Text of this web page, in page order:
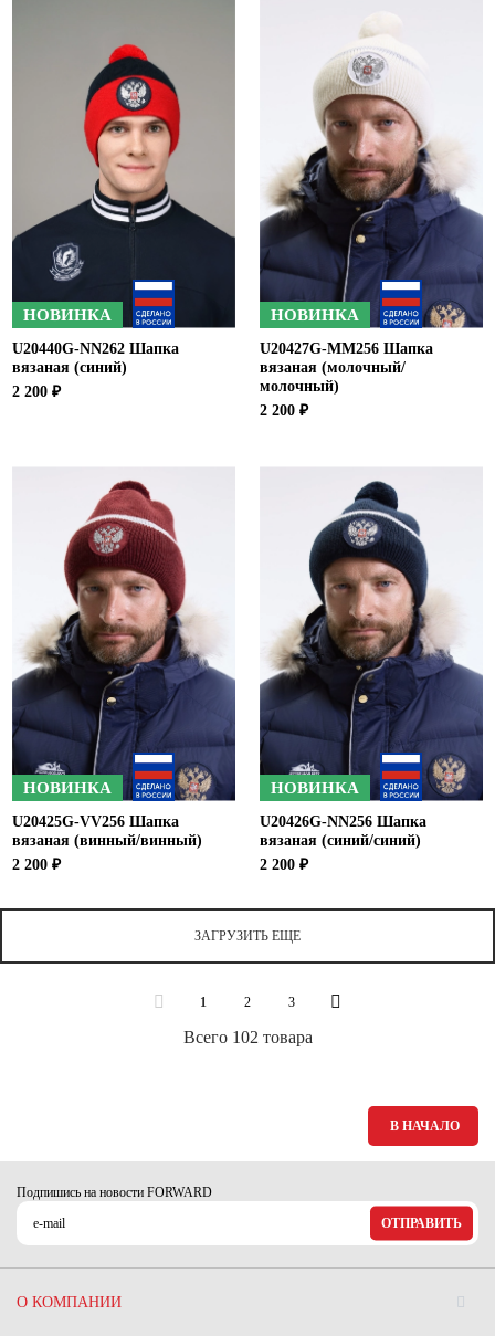
НОВИНКА
U20440G-NN262 Шапка
вязаная (синий)
2 200 ₽
НОВИНКА
U20427G-MM256 Шапка
вязаная (молочный/
молочный)
2 200 ₽
НОВИНКА
U20425G-VV256 Шапка
вязаная (винный/винный)
2 200 ₽
НОВИНКА
U20426G-NN256 Шапка
вязаная (синий/синий)
2 200 ₽
ЗАГРУЗИТЬ ЕЩЕ
1 2 3
Всего 102 товара
В НАЧАЛО
Подпишись на новости FORWARD
ОТПРАВИТЬ
О КОМПАНИИ